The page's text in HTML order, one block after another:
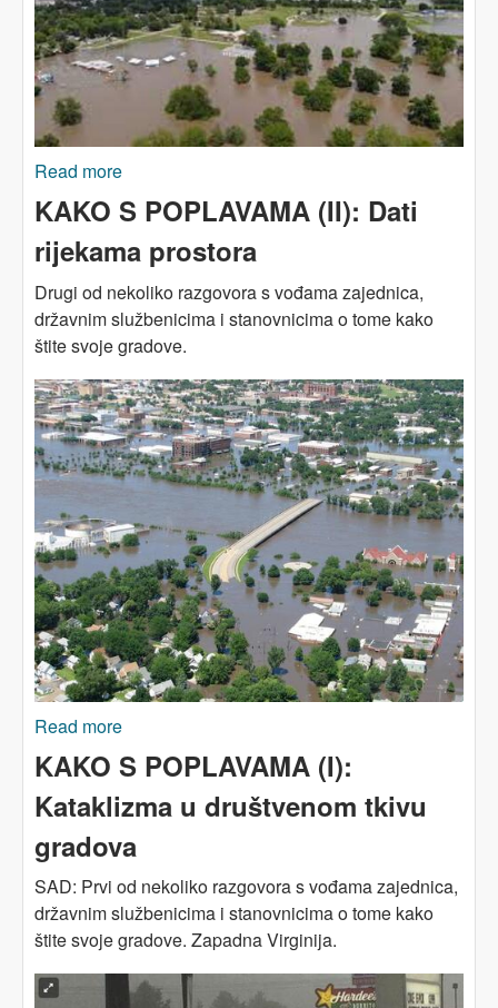
Read more
naplavina istorijskih problema
KAKO S POPLAVAMA (II): Dati
rijekama prostora
Drugi od nekoliko razgovora s vođama zajednica,
državnim službenicima i stanovnicima o tome kako
štite svoje gradove.
Read more
prostora
KAKO S POPLAVAMA (I):
Kataklizma u društvenom tkivu
gradova
SAD: Prvi od nekoliko razgovora s vođama zajednica,
državnim službenicima i stanovnicima o tome kako
štite svoje gradove. Zapadna Virginija.